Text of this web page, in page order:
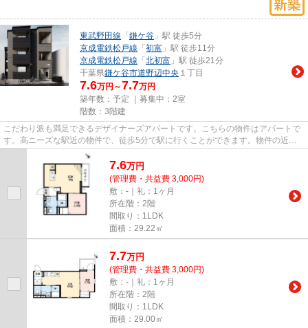
東武野田線 「 鎌ケ谷 」駅 徒歩5分
京成電鉄松戸線 「 初富 」駅 徒歩11分
京成電鉄松戸線 「 北初富 」駅 徒歩21分
千葉県鎌ケ谷市道野辺中央 １丁目
7.6万円～7.7万円
築年数：予定 ｜募集中： 2室
階数：3階建
こだわり派も満足できるデザイナーズアパートです。こちらの物件はアパートで
す。高ニーズな駅近の物件で、徒歩5分で駅に行くことができます。物件の近く
に駅が2つあるため、用途や行...
7.6万円
(管理費・共益費 3,000円)
敷：-｜礼：1ヶ月
所在階：2階
間取り：1LDK
面積：29.22㎡
7.7万円
(管理費・共益費 3,000円)
敷：-｜礼：1ヶ月
所在階：2階
間取り：1LDK
面積：29.00㎡